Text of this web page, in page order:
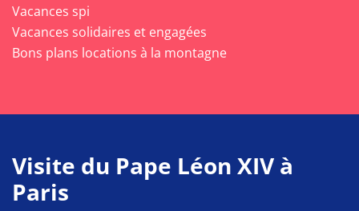
Vacances spi
Vacances solidaires et engagées
Bons plans locations à la montagne
Visite du Pape Léon XIV à
Paris